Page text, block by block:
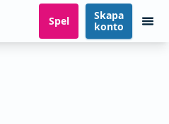
Spel
Skapa
konto